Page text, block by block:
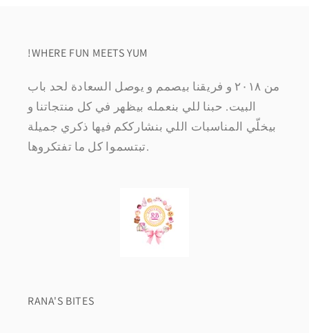
!WHERE FUN MEETS YUM
من ٢٠١٨ و فريقنا بيصمم و يوصل السعادة لحد باب
البيت. حبنا للي بنعمله بيظهر في كل منتجاتنا و
بيخلّي المناسبات اللي بنشارككم فيها ذكري جميلة
تبتسموا كل ما تفتكروها.
RANA'S BITES